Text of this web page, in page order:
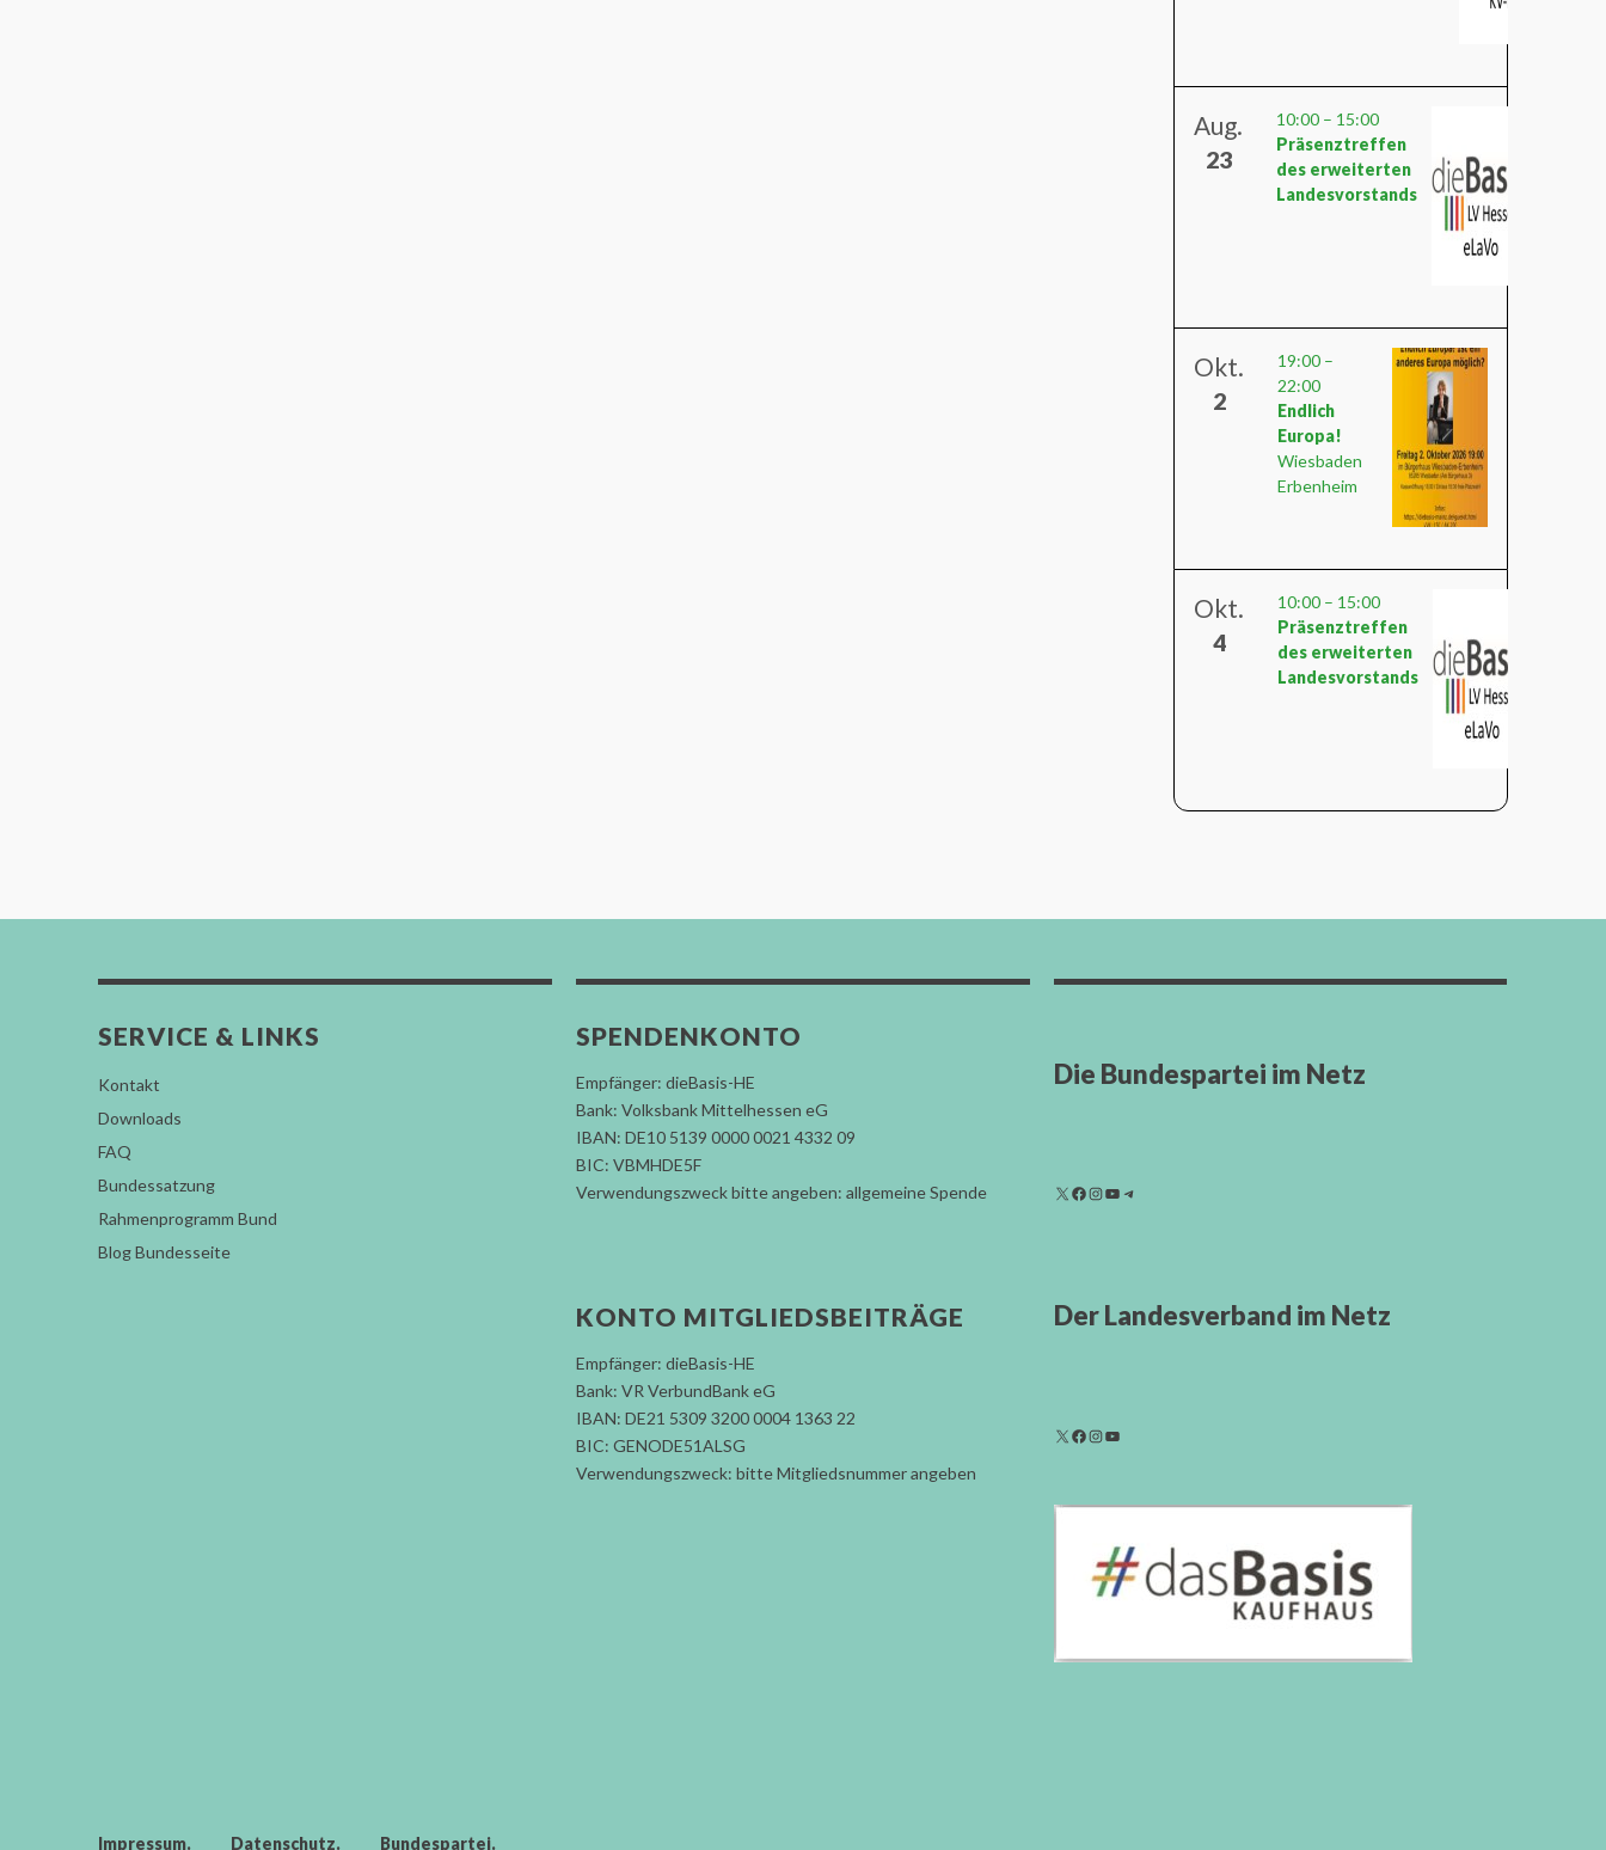
Aug.
23
10:00 – 15:00
Präsenztreffen
des erweiterten
Landesvorstands
Okt.
2
19:00 –
22:00
Endlich
Europa!
Wiesbaden
Erbenheim
Okt.
4
10:00 – 15:00
Präsenztreffen
des erweiterten
Landesvorstands
SERVICE & LINKS
Kontakt
Downloads
FAQ
Bundessatzung
Rahmenprogramm Bund
Blog Bundesseite
SPENDENKONTO
Empfänger: dieBasis-HE
Bank: Volksbank Mittelhessen eG
IBAN: DE10 5139 0000 0021 4332 09
BIC: VBMHDE5F
Verwendungszweck bitte angeben: allgemeine Spende
KONTO MITGLIEDSBEITRÄGE
Empfänger: dieBasis-HE
Bank: VR VerbundBank eG
IBAN: DE21 5309 3200 0004 1363 22
BIC: GENODE51ALSG
Verwendungszweck: bitte Mitgliedsnummer angeben
Die Bundespartei im Netz
Der Landesverband im Netz
Impressum Datenschutz Bundespartei